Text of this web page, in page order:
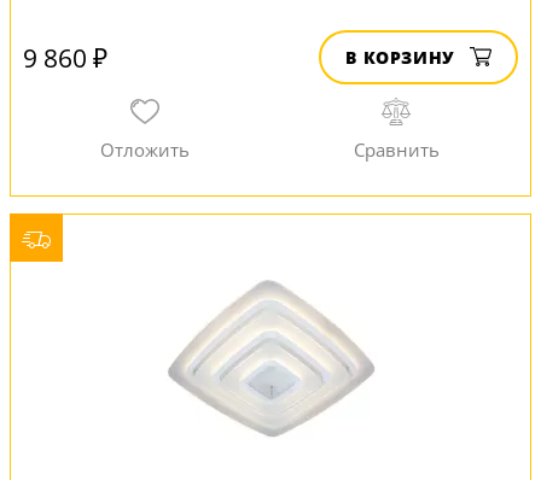
9 860 ₽ В КОРЗИНУ